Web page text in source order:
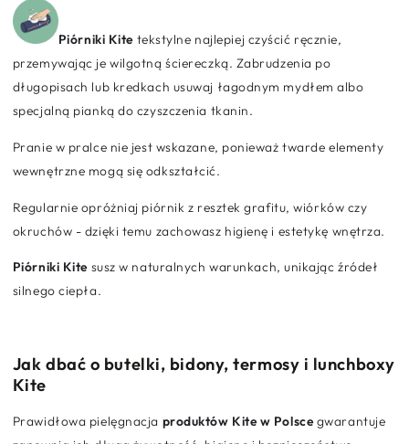
Piórniki Kite tekstylne najlepiej czyścić ręcznie,
przemywając je wilgotną ściereczką. Zabrudzenia po
długopisach lub kredkach usuwaj łagodnym mydłem albo
specjalną pianką do czyszczenia tkanin.
Pranie w pralce nie jest wskazane, ponieważ twarde elementy
wewnętrzne mogą się odkształcić.
Regularnie opróżniaj piórnik z resztek grafitu, wiórków czy
okruchów - dzięki temu zachowasz higienę i estetykę wnętrza.
Piórniki Kite susz w naturalnych warunkach, unikając źródeł
silnego ciepła.
Jak dbać o butelki, bidony, termosy i lunchboxy
Kite
Prawidłowa pielęgnacja produktów Kite w Polscegwarantuje